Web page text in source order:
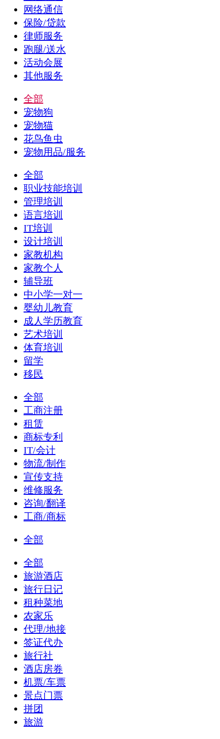
网络通信
保险/贷款
律师服务
跑腿/送水
活动会展
其他服务
全部
宠物狗
宠物猫
花鸟鱼虫
宠物用品/服务
全部
职业技能培训
管理培训
语言培训
IT培训
设计培训
家教机构
家教个人
辅导班
中小学一对一
婴幼儿教育
成人学历教育
艺术培训
体育培训
留学
移民
全部
工商注册
租赁
商标专利
IT/会计
物流/制作
宣传支持
维修服务
咨询/翻译
工商/商标
全部
全部
旅游酒店
旅行日记
租种菜地
农家乐
代理/地接
签证代办
旅行社
酒店房券
机票/车票
景点门票
拼团
旅游